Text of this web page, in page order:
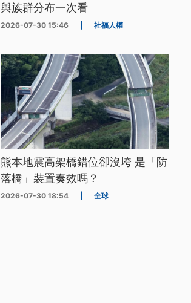
與族群分布一次看
2026-07-30 15:46 社福人權
熊本地震高架橋錯位卻沒垮 是「防
落橋」裝置奏效嗎？
2026-07-30 18:54 全球